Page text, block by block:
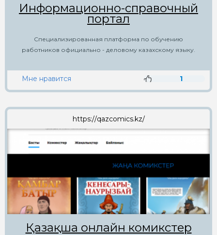
Информационно-справочный
портал
Специализированная платформа по обучению
работников официально - деловому казахскому языку.
1
Мне нравится
https://qazcomics.kz/
Қазақша онлайн комикстер